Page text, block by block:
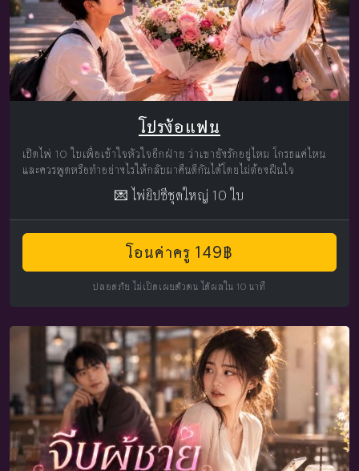
โปรง้อแฟน
เปิดไพ่ 10 ใบเพื่อเข้าใจหัวใจอีกฝ่าย ว่าเขายังรักอยู่ไหม โกรธแค่ไหน
และควรพูดหรือทำอย่างไรให้กลับมาคืนดีกันได้โดยไม่ต้องฝืนใจ
💌 ไพ่ยิปซีชุดใหญ่ 10 ใบ
โอนค่าครู 149฿
ปลอดภัย ไม่เปิดเผยตัวตน ได้ผลใน 10 นาที